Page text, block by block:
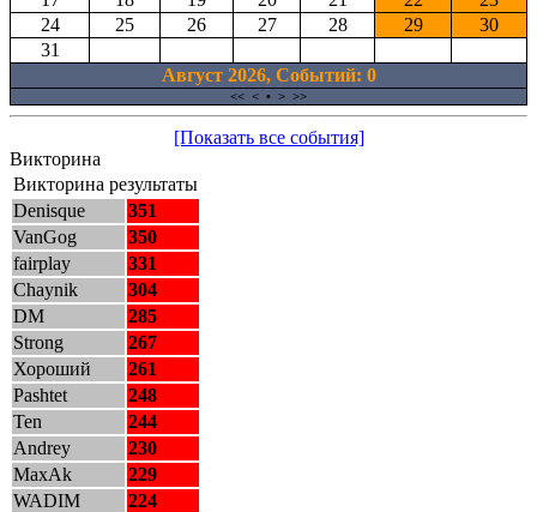
24
25 26 27 28 29
30
31
Август 2026, Cобытий: 0
<< < • > >>
[Показать все события]
Викторина
Викторина результаты
Denisque
351
VanGog
350
fairplay
331
Chaynik
304
DM
285
Strong
267
Хороший
261
Pashtet
248
Ten
244
Andrey
230
MaxAk
229
WADIM
224